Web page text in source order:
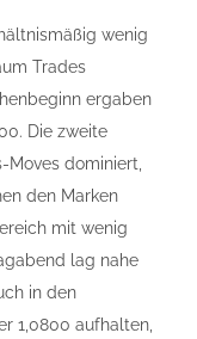
wenig
Trades
ergaben
Die zweite
dominiert,
den Marken
mit wenig
lag nahe
in den
1,0800 aufhalten,